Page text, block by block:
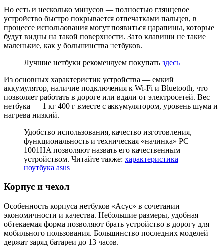
Но есть и несколько минусов — полностью глянцевое
устройство быстро покрывается отпечатками пальцев, в
процессе использования могут появиться царапины, которые
будут видны на такой поверхности. Зато клавиши не такие
маленькие, как у большинства нетбуков.
Лучшие нетбуки рекомендуем покупать здесь
Из основных характеристик устройства — емкий
аккумулятор, наличие подключения к Wi-Fi и Bluetooth, что
позволяет работать в дороге или вдали от электросетей. Вес
нетбука — 1 кг 400 г вместе с аккумулятором, уровень шума и
нагрева низкий.
Удобство использования, качество изготовления,
функциональность и техническая «начинка» PC
1001HA позволяют назвать его качественным
устройством. Читайте также: характеристика
ноутбука asus
Корпус и чехол
Особенность корпуса нетбуков «Асус» в сочетании
экономичности и качества. Небольшие размеры, удобная
обтекаемая форма позволяют брать устройство в дорогу для
мобильного пользования. Большинство последних моделей
держат заряд батареи до 13 часов.